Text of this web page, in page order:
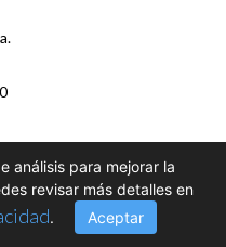
análisis para mejorar la
revisar más detalles en
. Aceptar